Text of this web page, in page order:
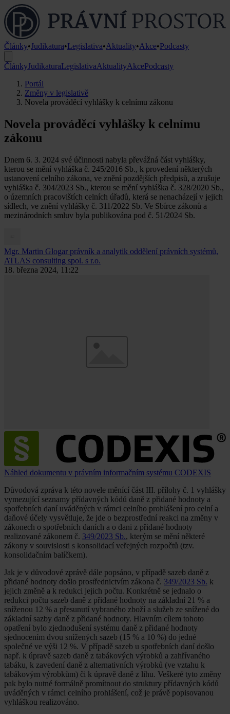
Články•Judikatura•Legislativa•Aktuality•Akce•Podcasty
ČlánkyJudikaturaLegislativaAktualityAkcePodcasty
Portál
Změny v legislativě
Novela prováděcí vyhlášky k celnímu zákonu
Novela prováděcí vyhlášky k celnímu
zákonu
Dnem 6. 3. 2024 své účinnosti nabyla převážná část vyhlášky,
kterou se mění vyhláška č. 245/2016 Sb., k provedení některých
ustanovení celního zákona, ve znění pozdějších předpisů, a zrušuje
vyhláška č. 304/2023 Sb., kterou se mění vyhláška č. 328/2020 Sb.,
o územních pracovištích celních úřadů, která se nenacházejí v jejich
sídlech, ve znění vyhlášky č. 311/2022 Sb. Ve Sbírce zákonů a
mezinárodních smluv byla publikována pod č. 51/2024 Sb.
Mgr. Martin Glogar právník a analytik oddělení právních systémů,
ATLAS consulting spol. s r.o.
18. března 2024, 11:22
Náhled dokumentu v právním informačním systému CODEXIS
Důvodová zpráva k této novele měnící část III. přílohy č. 1 vyhlášky
vymezující seznamy přídavných kódů daně z přidané hodnoty a
spotřebních daní uváděných v rámci celního prohlášení pro celní a
daňové účely vysvětluje, že jde o bezprostřední reakci na změny v
zákonech o spotřebních daních a o dani z přidané hodnoty
realizované zákonem č. 349/2023 Sb., kterým se mění některé
zákony v souvislosti s konsolidací veřejných rozpočtů (tzv.
konsolidačním balíčkem).
Jak je v důvodové zprávě dále popsáno, v případě sazeb daně z
přidané hodnoty došlo prostřednictvím zákona č. 349/2023 Sb. k
jejich změně a k redukci jejich počtu. Konkrétně se jednalo o
redukci počtu sazeb daně z přidané hodnoty na základní 21 % a
sníženou 12 % a přesunutí vybraného zboží a služeb ze snížené do
základní sazby daně z přidané hodnoty. Hlavním cílem tohoto
opatření bylo zjednodušení systému daně z přidané hodnoty
sjednocením dvou snížených sazeb (15 % a 10 %) do jedné
společné ve výši 12 %. V případě sazeb u spotřebních daní došlo
např. k úpravě sazeb daně z tabákových výrobků a zahřívaného
tabáku, k zavedení daně z alternativních výrobků (ve vztahu k
tabákovým výrobkům) či k úpravě daně z lihu. Veškeré tyto změny
pak bylo nutné formálně promítnout do struktury přídavných kódů
uváděných v rámci celního prohlášení, což je právě popisovanou
vyhláškou realizováno.